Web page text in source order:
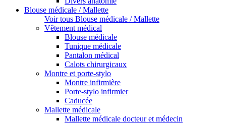
Blouse médicale / Mallette
Voir tous Blouse médicale / Mallette
Vêtement médical
Blouse médicale
Tunique médicale
Pantalon médical
Calots chirurgicaux
Montre et porte-stylo
Montre infirmière
Porte-stylo infirmier
Caducée
Mallette médicale
Mallette médicale docteur et médecin